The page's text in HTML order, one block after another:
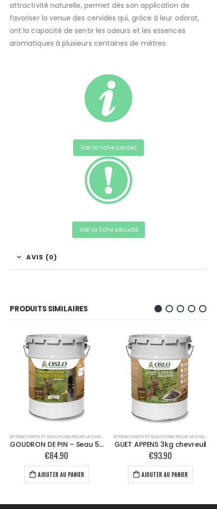
attractivité naturelle, permet dès son application de
favoriser la venue des cervidés qui, grâce à leur odorat,
ont la capacité de sentir les odeurs et les essences
aromatiques à plusieurs centaines de mètres.
Voir la fiche conseil
Voir la fiche sécurité
AVIS (0)
PRODUITS SIMILAIRES
OSLO OSLO
GOUDRON DE PIN – Seau 5L – chevreuil
€84.90
AJOUTER AU PANIER
GUET APPENS 3kg chevreuil
€93.90
AJOUTER AU PANIER